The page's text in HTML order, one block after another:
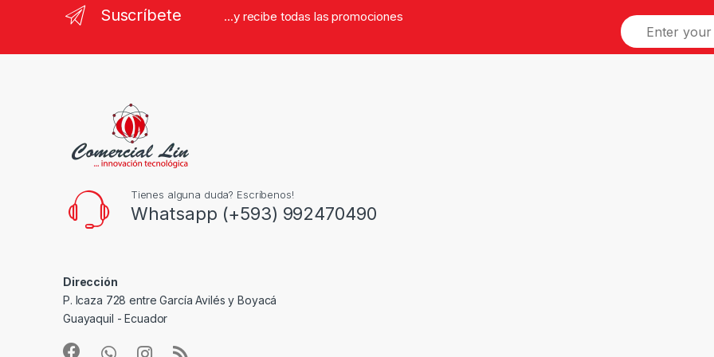
Suscríbete ...y recibe todas las promociones
Tienes alguna duda? Escríbenos!
Whatsapp (+593) 992470490
Dirección
P. Icaza 728 entre García Avilés y Boyacá
Guayaquil - Ecuador